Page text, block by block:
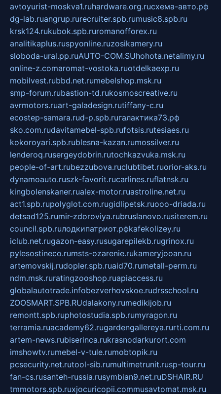
avtoyurist-moskva1.ruhardware.org.ruсхема-авто.рф
dg-lab.ruangrup.rurecruiter.spb.rumusic8.spb.ru
krsk124.rukubok.spb.ruromanofforex.ru
analitikaplus.ruspyonline.ruzosikamery.ru
sloboda-ural.pp.ruAUTO-COM.SUhohota.netalimy.ru
online-z.comaromat-vostoka.ruotdelkaexp.ru
mobilvest.rubbd.net.rumebelshop.msk.ru
smp-forum.rubastion-td.rukosmoscreative.ru
avrmotors.ruart-galadesign.rutiffany-c.ru
ecostep-samara.rud-p.spb.ruгалактика73.рф
sko.com.rudavitamebel-spb.rufotsis.rutesiaes.ru
kokoroyari.spb.rublesna-kazan.rumossilver.ru
lenderoq.rusergeydobrin.rutochkazvuka.msk.ru
people-of-art.rubezzubova.ruclubtibet.ruorior-aks.ru
dynamoauto.ruszk-favorit.rucarlines.ruflatnsk.ru
kingbolenskaner.rualex-motor.ruastroline.net.ru
act1.spb.rupolyglot.com.rugidlipetsk.ruooo-driada.ru
detsad125.rumir-zdoroviya.rubruslanovo.rusiterem.ru
council.spb.ruлодкипатриот.рфkafekolizey.ru
iclub.net.rugazon-easy.rusugarepilekb.rugrinox.ru
pylesostineco.rumsts-ozarenie.rukameryjooan.ru
artemovskij.rudopler.spb.ruaid70.rumetall-perm.ru
ndm.msk.ruratingzooshop.ruapiaccess.ru
globalautotrade.infobezverhovskoe.rudrsschool.ru
ZOOSMART.SPB.RUdalakony.rumedikijob.ru
remontt.spb.ruphotostudia.spb.rumyragon.ru
terramia.ruacademy62.rugardengallereya.rurti.com.ru
artem-news.rubiserinca.rukrasnodarkurort.com
imshowtv.rumebel-v-tule.rumobtopik.ru
pcsecurity.net.rutool-sib.rumultimetrunit.rusp-tour.ru
fan-cs.rusanteh-russia.rusymbian9.net.ruDSHAIR.RU
tmmotors.spb.ruxjocuricopii.commusavtomat.msk.ru